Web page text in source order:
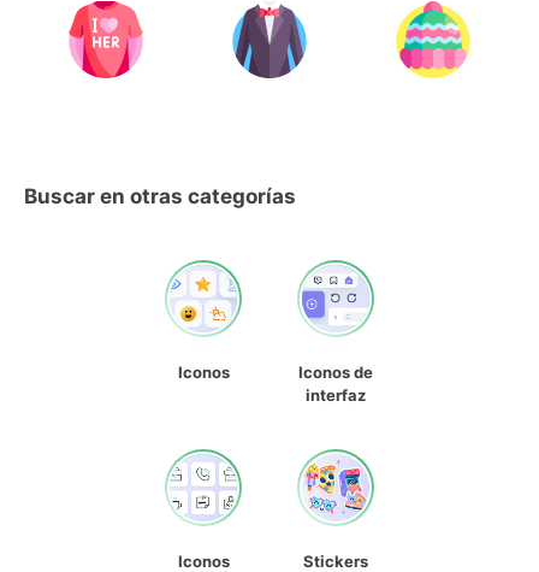
Buscar en otras categorías
Iconos
Iconos de
interfaz
Iconos
Stickers